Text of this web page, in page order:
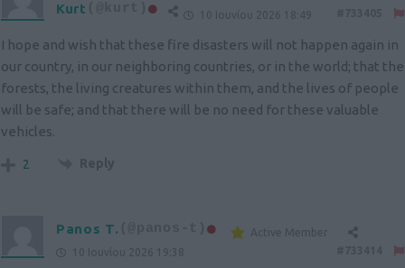
Kurt 10 Ιουνίου 2026 18:49
I hope and wish that these fire disasters will not happen again in
our country, in our neighboring countries, or in the world; that the
forests, the living creatures within them, and the lives of people
will be safe; and that there will be no need for these valuable
vehicles.
2 Reply
Panos T.
Active Member
10 Ιουνίου 2026 19:38